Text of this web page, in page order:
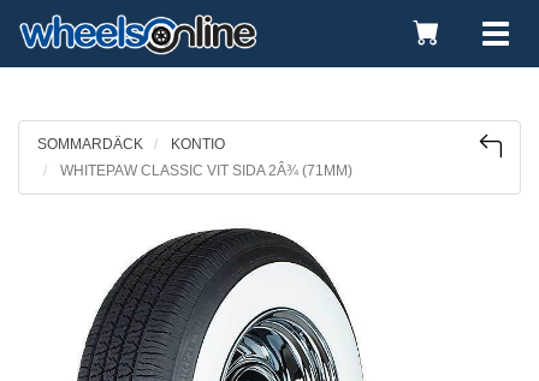
Toggle
Cart
SOMMARDÄCK
KONTIO
WHITEPAW CLASSIC VIT SIDA 2Â¾ (71MM)